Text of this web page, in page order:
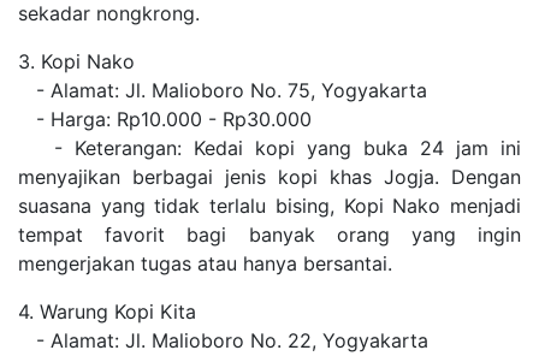
sekadar nongkrong.
3. Kopi Nako
- Alamat: Jl. Malioboro No. 75, Yogyakarta
- Harga: Rp10.000 - Rp30.000
- Keterangan: Kedai kopi yang buka 24 jam ini
menyajikan berbagai jenis kopi khas Jogja. Dengan
suasana yang tidak terlalu bising, Kopi Nako menjadi
tempat favorit bagi banyak orang yang ingin
mengerjakan tugas atau hanya bersantai.
4. Warung Kopi Kita
- Alamat: Jl. Malioboro No. 22, Yogyakarta